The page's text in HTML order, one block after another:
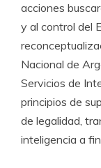
acciones
y al control del
Nacional de
Servicios de
principios de
de legalidad,
inteligencia a